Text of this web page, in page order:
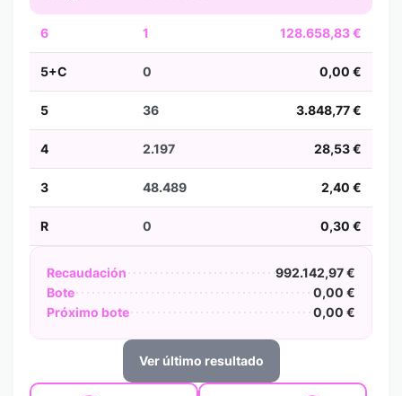
6 1 128.658,83 €
5+C 0 0,00 €
5 36 3.848,77 €
4 2.197 28,53 €
3 48.489 2,40 €
R 0 0,30 €
Recaudación
992.142,97 €
Bote
0,00 €
Próximo bote
0,00 €
Ver último resultado